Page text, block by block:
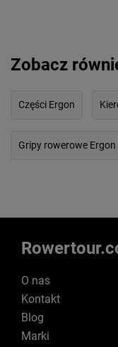
Zobacz
Części Ergon
Gripy rowerowe Ergon
O nas
Kontakt
Blog
Marki